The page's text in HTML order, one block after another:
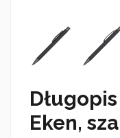
Eken,